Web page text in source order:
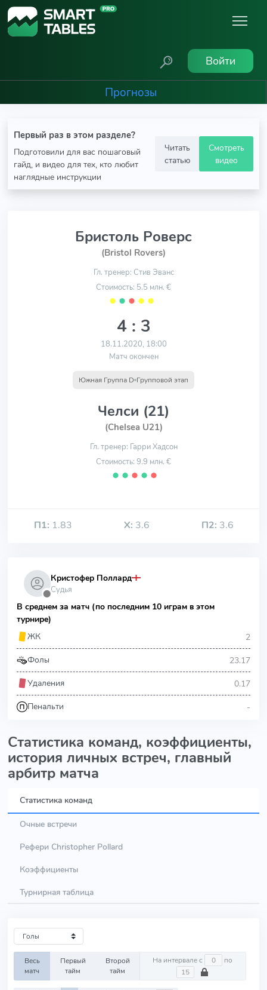
Войти
Прогнозы
Первый раз в этом разделе?
Подготовили для вас пошаговый
гайд, и видео для тех, кто любит
наглядные инструкции
Читать
статью
Смотреть
видео
Бристоль Роверс
(Bristol Rovers)
Гл. тренер: Стив Эванс
Стоимость: 5.5 млн. €
⬤ ⬤ ⬤ ⬤ ⬤
4 : 3
18.11.2020, 18:00
Матч окончен
Южная Группа D Групповой этап
Челси (21)
(Chelsea U21)
Гл. тренер: Гарри Хадсон
Стоимость: 9.9 млн. €
⬤ ⬤ ⬤ ⬤ ⬤
П1: 1.83 Х: 3.6 П2: 3.6
⬤
Кристофер Поллард
Судья
В среднем за матч (по последним 10 играм в этом
турнире)
ЖК
2
Фолы 23.17
Удаления 0.17
Пенальти -
Статистика команд, коэффициенты,
история личных встреч, главный
арбитр матча
Статистика команд
Очные встречи
Рефери Christopher Pollard
Коэффициенты
Турнирная таблица
Весь
матч
Первый
тайм
Второй
тайм
На интервале с по